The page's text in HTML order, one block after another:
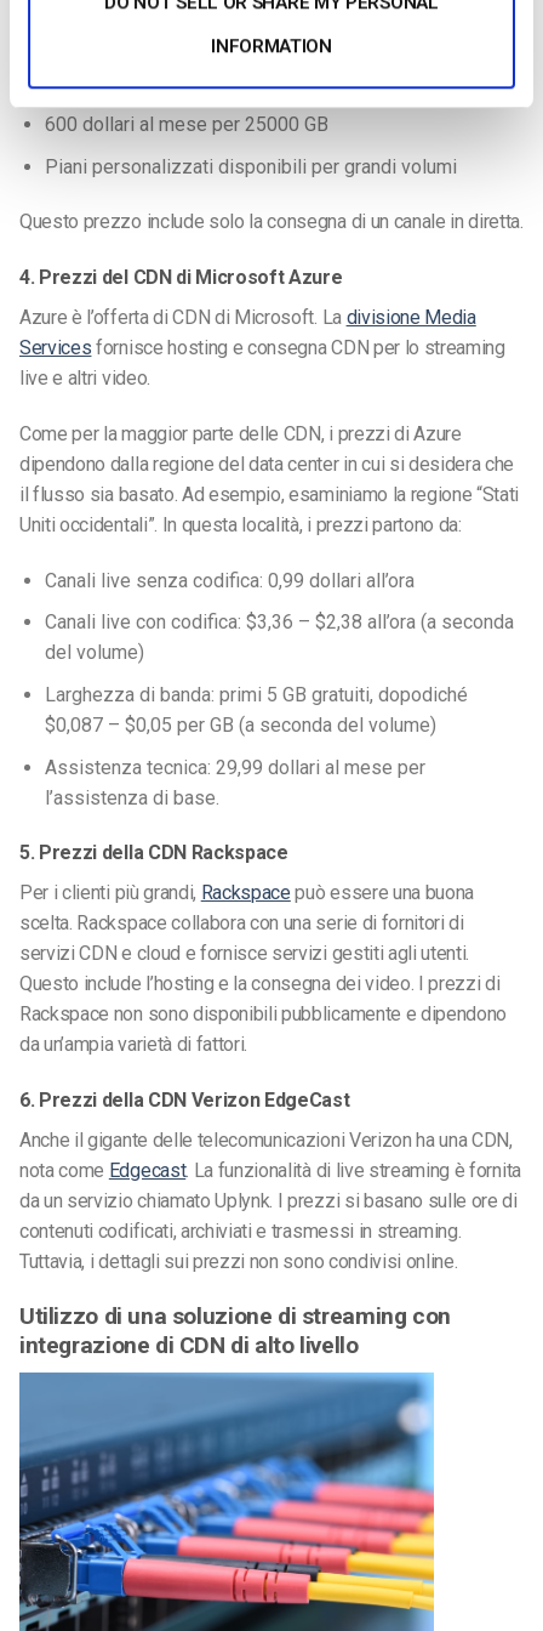
INFORMATION
100 dollari al mese per 2000 GB
300 dollari al mese per 7500 GB
600 dollari al mese per 25000 GB
Piani personalizzati disponibili per grandi volumi
Questo prezzo include solo la consegna di un canale in diretta.
4. Prezzi del CDN di Microsoft Azure
Azure è l’offerta di CDN di Microsoft. La divisione Media
Services fornisce hosting e consegna CDN per lo streaming
live e altri video.
Come per la maggior parte delle CDN, i prezzi di Azure
dipendono dalla regione del data center in cui si desidera che
il flusso sia basato. Ad esempio, esaminiamo la regione “Stati
Uniti occidentali”. In questa località, i prezzi partono da:
Canali live senza codifica: 0,99 dollari all’ora
Canali live con codifica: $3,36 – $2,38 all’ora (a seconda
del volume)
Larghezza di banda: primi 5 GB gratuiti, dopodiché
$0,087 – $0,05 per GB (a seconda del volume)
Assistenza tecnica: 29,99 dollari al mese per
l’assistenza di base.
5. Prezzi della CDN Rackspace
Per i clienti più grandi, Rackspace può essere una buona
scelta. Rackspace collabora con una serie di fornitori di
servizi CDN e cloud e fornisce servizi gestiti agli utenti.
Questo include l’hosting e la consegna dei video. I prezzi di
Rackspace non sono disponibili pubblicamente e dipendono
da un’ampia varietà di fattori.
6. Prezzi della CDN Verizon EdgeCast
Anche il gigante delle telecomunicazioni Verizon ha una CDN,
nota come Edgecast. La funzionalità di live streaming è fornita
da un servizio chiamato Uplynk. I prezzi si basano sulle ore di
contenuti codificati, archiviati e trasmessi in streaming.
Tuttavia, i dettagli sui prezzi non sono condivisi online.
Utilizzo di una soluzione di streaming con
integrazione di CDN di alto livello